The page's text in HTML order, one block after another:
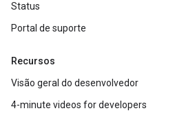
Status
Portal de suporte
Recursos
Visão geral do desenvolvedor
4-minute videos for developers